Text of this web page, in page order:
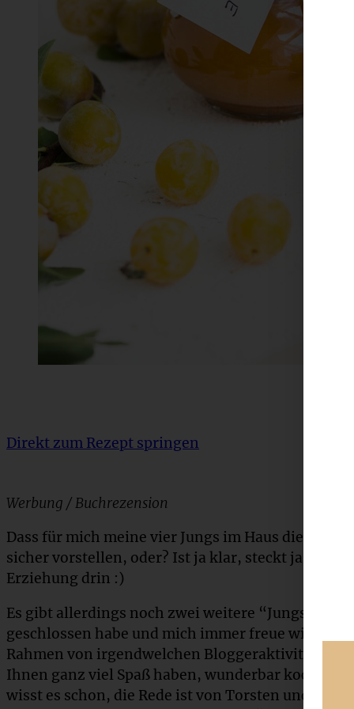
Direkt zum Rezept springen
Werbung / Buchrezension
Dass für mich meine vier Jungs im Haus die
sicher vorstellen, oder? Ist ja klar, steckt ja
Erziehung drin :)
Es gibt allerdings noch zwei weitere “Jungs”, die
geschlossen habe und mich immer freue wie ein
Rahmen von irgendwelchen Bloggeraktivitäten
Ihnen ganz viel Spaß haben, wunderbar kochen
wisst es schon, die Rede ist von Torsten und